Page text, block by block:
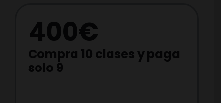
400€
Compra 10 clases y paga
solo 9